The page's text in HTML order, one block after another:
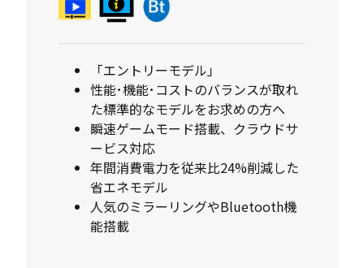
「エントリーモデル」
性能･機能･コストのバランスが取れ
た標準的なモデルをお求めの方へ
瞬速ゲームモード搭載、クラウドサ
ービス対応
年間消費電力を従来比24%削減した
省エネモデル
人気のミラーリングやBluetooth機
能搭載